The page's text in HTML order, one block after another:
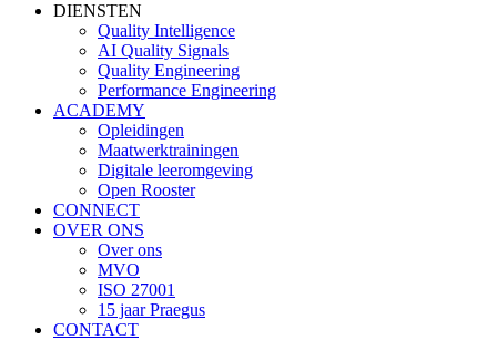
DIENSTEN
Quality Intelligence
AI Quality Signals
Quality Engineering
Performance Engineering
ACADEMY
Opleidingen
Maatwerktrainingen
Digitale leeromgeving
Open Rooster
CONNECT
OVER ONS
Over ons
MVO
ISO 27001
15 jaar Praegus
CONTACT